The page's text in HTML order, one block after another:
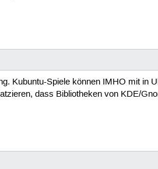
Kubuntu-Spiele können IMHO mit in
dass Bibliotheken von KDE/